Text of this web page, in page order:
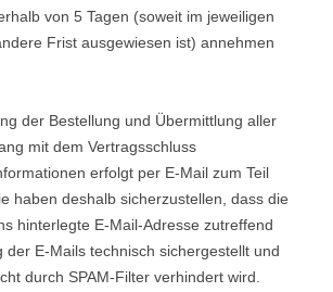
von 5 Tagen (soweit im jeweiligen
Frist ausgewiesen ist) annehmen
der Bestellung und Übermittlung aller
mit dem Vertragsschluss
erfolgt per E-Mail zum Teil
haben deshalb sicherzustellen, dass die
hinterlegte E-Mail-Adresse zutreffend
der E-Mails technisch sichergestellt und
durch SPAM-Filter verhindert wird.